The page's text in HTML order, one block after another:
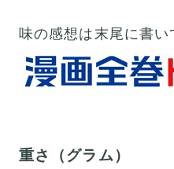
味の感想は末尾に書い
重さ（グラム）